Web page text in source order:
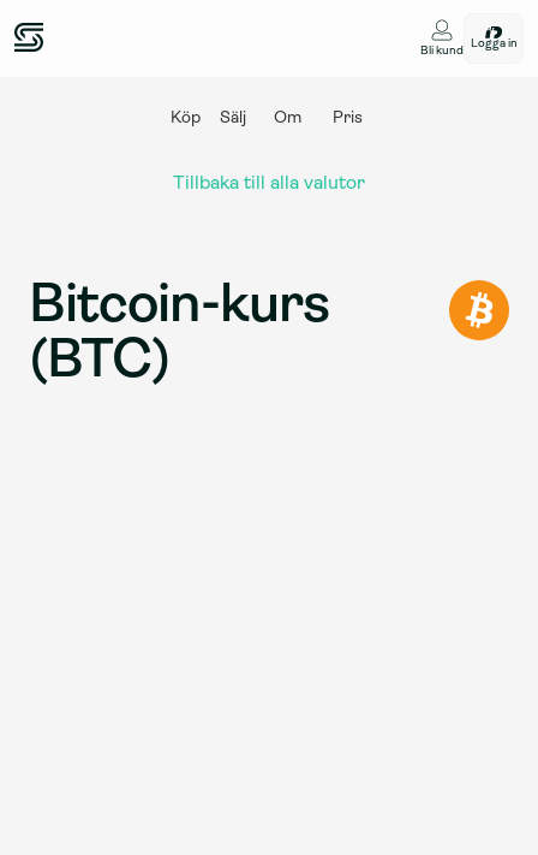
Bli kund
Logga in
Köp Sälj Om Pris
Tillbaka till alla valutor
Bitcoin-kurs
(BTC)